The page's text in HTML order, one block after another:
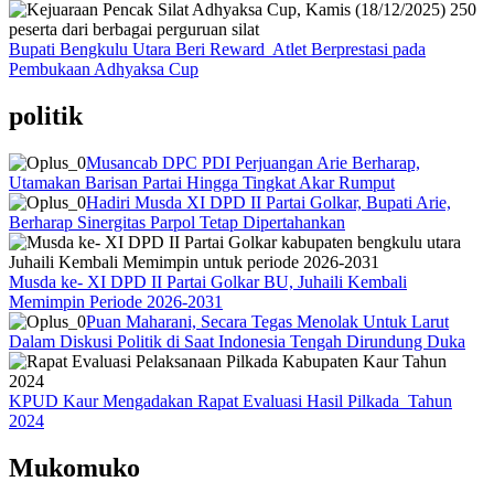
Bupati Bengkulu Utara Beri Reward Atlet Berprestasi pada
Pembukaan Adhyaksa Cup
politik
Musancab DPC PDI Perjuangan Arie Berharap,
Utamakan Barisan Partai Hingga Tingkat Akar Rumput
Hadiri Musda XI DPD II Partai Golkar, Bupati Arie,
Berharap Sinergitas Parpol Tetap Dipertahankan
Musda ke- XI DPD II Partai Golkar BU, Juhaili Kembali
Memimpin Periode 2026-2031
Puan Maharani, Secara Tegas Menolak Untuk Larut
Dalam Diskusi Politik di Saat Indonesia Tengah Dirundung Duka
KPUD Kaur Mengadakan Rapat Evaluasi Hasil Pilkada Tahun
2024
Mukomuko